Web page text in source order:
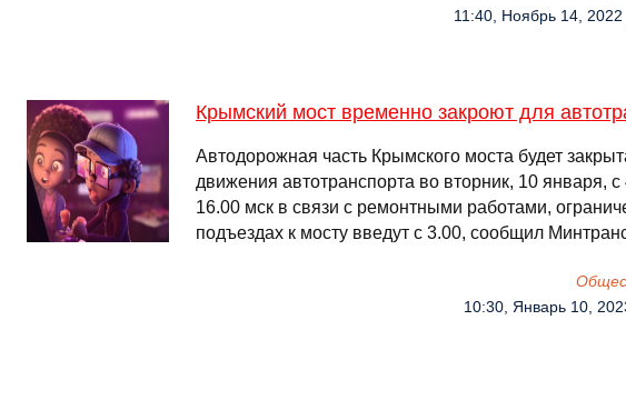
11:40, Ноябрь 14,
Крымский мост временно закроют для
Автодорожная часть Крымского моста будет
движения автотранспорта во вторник, 10 января, с
16.00 мск в связи с ремонтными работами,
подъездах к мосту введут с 3.00, сообщил
10:30, Январь 10,